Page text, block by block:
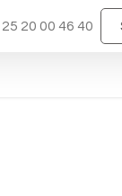
20 00 46 40